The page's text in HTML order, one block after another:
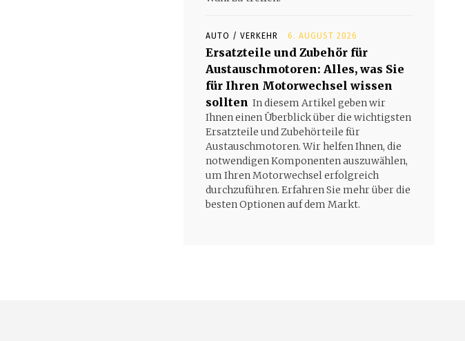
AUTO / VERKEHR 6. AUGUST 2026
Ersatzteile und Zubehör für
Austauschmotoren: Alles, was Sie
für Ihren Motorwechsel wissen
sollten In diesem Artikel geben wir
Ihnen einen Überblick über die wichtigsten
Ersatzteile und Zubehörteile für
Austauschmotoren. Wir helfen Ihnen, die
notwendigen Komponenten auszuwählen,
um Ihren Motorwechsel erfolgreich
durchzuführen. Erfahren Sie mehr über die
besten Optionen auf dem Markt.